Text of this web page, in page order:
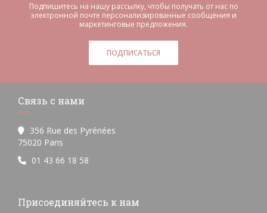
Подпишитесь на нашу рассылку, чтобы получать от нас по
электронной почте персонализированные сообщения и
маркетинговые предложения.
ПОДПИСАТЬСЯ
Связь с нами
356 Rue des Pyrénées
75020 Paris
01 43 66 18 58
Присоединяйтесь к нам